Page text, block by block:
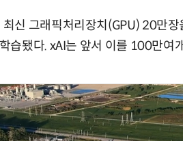
신 그래픽처리장치(GPU) 20만
습됐다. xAI는 앞서 이를 100만여